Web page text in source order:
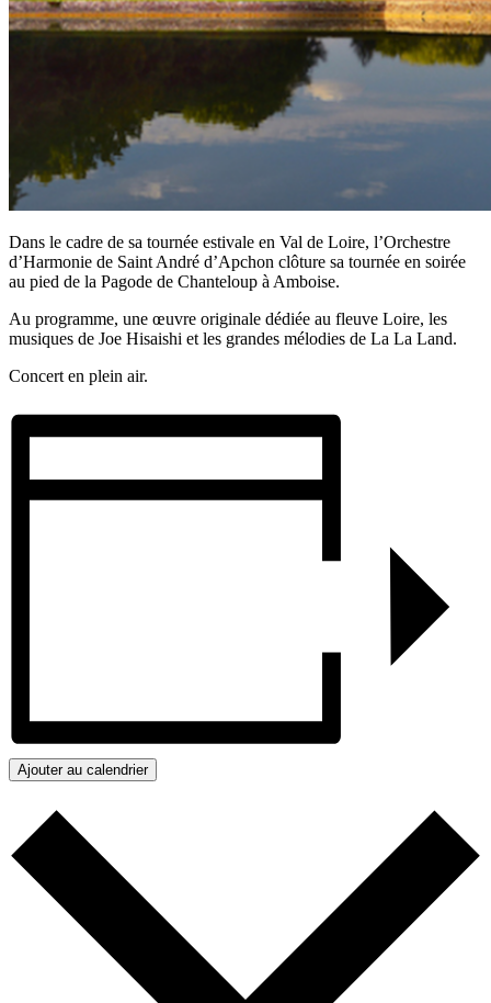
Dans le cadre de sa tournée estivale en Val de Loire, l’Orchestre
d’Harmonie de Saint André d’Apchon clôture sa tournée en soirée
au pied de la Pagode de Chanteloup à Amboise.
Au programme, une œuvre originale dédiée au fleuve Loire, les
musiques de Joe Hisaishi et les grandes mélodies de La La Land.
Concert en plein air.
Ajouter au calendrier